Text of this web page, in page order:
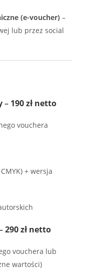
(e-voucher) –
lub przez social
– 190 zł netto
vouchera
+ wersja
290 zł netto
vouchera lub
wartości)